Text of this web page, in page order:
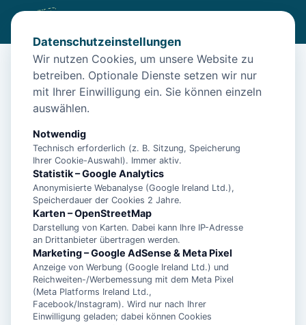
/Unterkünfte /Langeoog/
Insel Langeoog: Ferienwohnung für bis zu zwei Personen
Insel Langeoog: Ferienwohnung für
bis zu zwei Personen
26465 Langeoog
Datenschutzeinstellungen
Wir nutzen Cookies, um unsere Website zu
betreiben. Optionale Dienste setzen wir nur
mit Ihrer Einwilligung ein. Sie können einzeln
auswählen.
Notwendig
Technisch erforderlich (z. B. Sitzung, Speicherung
Ihrer Cookie-Auswahl). Immer aktiv.
Statistik – Google Analytics
Anonymisierte Webanalyse (Google Ireland Ltd.),
Speicherdauer der Cookies 2 Jahre.
Karten – OpenStreetMap
Darstellung von Karten. Dabei kann Ihre IP-Adresse
an Drittanbieter übertragen werden.
Marketing – Google AdSense & Meta Pixel
Anzeige von Werbung (Google Ireland Ltd.) und
Reichweiten-/Werbemessung mit dem Meta Pixel
(Meta Platforms Ireland Ltd.,
Facebook/Instagram). Wird nur nach Ihrer
Einwilligung geladen; dabei können Cookies